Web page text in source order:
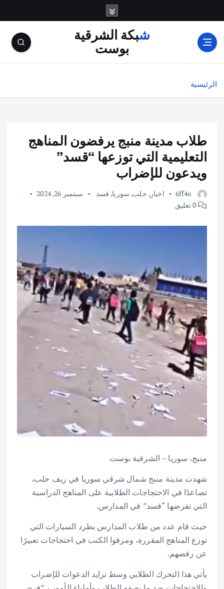
ل
شبكة الشرقية
بوست
الرئيسية
طلاب مدينة منبج يرفضون المناهج
التعليمية التي توزعها “قسد”
ويدعون للإضراب
6ff4o اخبار , حلب, سوريا, قسد
سبتمبر 26, 2024
منبج، سوريا – الشرقية بوست
شهدت مدينة منبج شمال شرقي سوريا في ريف حلب،
تصاعدًا في الاحتجاجات الطلابية على المناهج الدراسية
التي تفرضها “قسد” في المدارس.
حيث قام عدد من طلاب المدارس بطرد السيارات التي
توزع المناهج المقررة، ومزقوا الكتب في احتجاجات تعبيرًا
عن رفضهم.
يأتي هذا التحرك الطلابي وسط تزايد الدعوات للإضراب